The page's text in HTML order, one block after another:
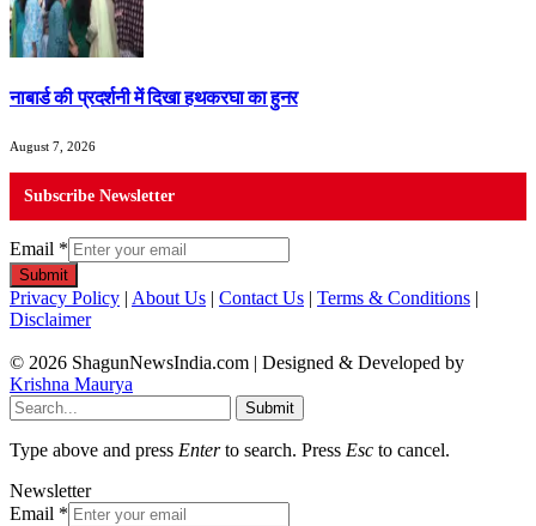
नाबार्ड की प्रदर्शनी में दिखा हथकरघा का हुनर
August 7, 2026
Subscribe Newsletter
Email *
Submit
Privacy Policy | About Us | Contact Us | Terms & Conditions |
Disclaimer
© 2026 ShagunNewsIndia.com | Designed & Developed by
Krishna Maurya
Submit
Type above and press Enterto search. Press Esc to cancel.
Newsletter
Email *